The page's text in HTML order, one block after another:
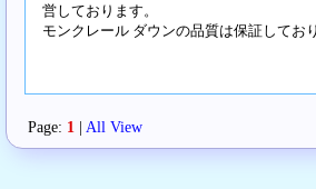
営しております。
モンクレール ダウンの品質は保証してお
Page: 1 | All View